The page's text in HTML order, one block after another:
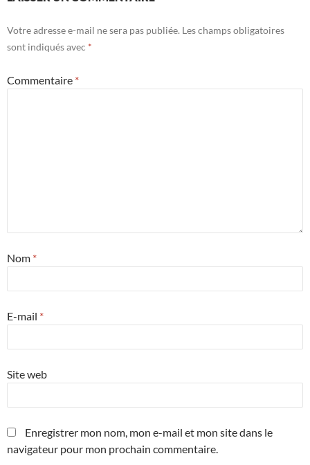
Votre adresse e-mail ne sera pas publiée. Les champs obligatoires
sont indiqués avec *
Commentaire *
Nom *
E-mail *
Site web
Enregistrer mon nom, mon e-mail et mon site dans le
navigateur pour mon prochain commentaire.